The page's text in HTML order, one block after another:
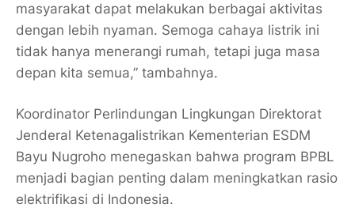
masyarakat dapat melakukan berbagai aktivitas
dengan lebih nyaman. Semoga cahaya listrik ini
tidak hanya menerangi rumah, tetapi juga masa
depan kita semua,” tambahnya.
Koordinator Perlindungan Lingkungan Direktorat
Jenderal Ketenagalistrikan Kementerian ESDM
Bayu Nugroho menegaskan bahwa program BPBL
menjadi bagian penting dalam meningkatkan rasio
elektrifikasi di Indonesia.